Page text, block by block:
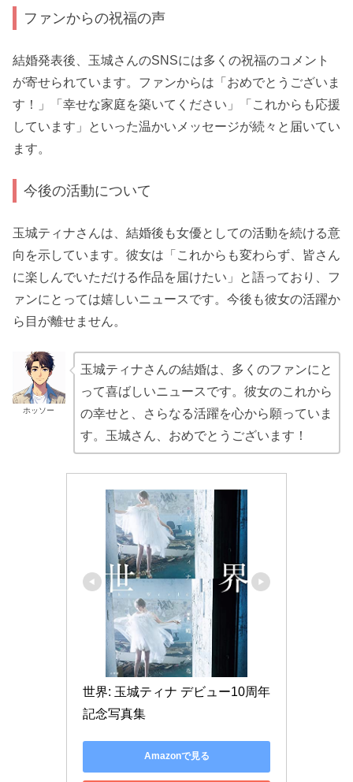
ファンからの祝福の声
結婚発表後、玉城さんのSNSには多くの祝福のコメント
が寄せられています。ファンからは「おめでとうございま
す！」「幸せな家庭を築いてください」「これからも応援
しています」といった温かいメッセージが続々と届いてい
ます。
今後の活動について
玉城ティナさんは、結婚後も女優としての活動を続ける意
向を示しています。彼女は「これからも変わらず、皆さん
に楽しんでいただける作品を届けたい」と語っており、フ
ァンにとっては嬉しいニュースです。今後も彼女の活躍か
ら目が離せません。
ホッソー
玉城ティナさんの結婚は、多くのファンにと
って喜ばしいニュースです。彼女のこれから
の幸せと、さらなる活躍を心から願っていま
す。玉城さん、おめでとうございます！
世界: 玉城ティナ デビュー10周年
記念写真集
Amazonで見る